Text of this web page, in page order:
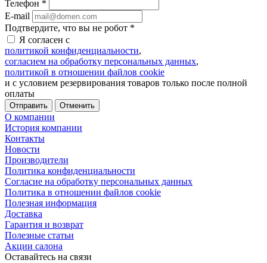
Телефон *
E-mail
Подтвердите, что вы не робот *
Я согласен с
политикой конфиденциальности,
согласием на обработку персональных данных,
политикой в отношении файлов cookie
и с условием резервирования товаров только после полной
оплаты
Отменить
О компании
История компании
Контакты
Новости
Производители
Политика конфиденциальности
Согласие на обработку персональных данных
Политика в отношении файлов cookie
Полезная информация
Доставка
Гарантия и возврат
Полезные статьи
Акции салона
Оставайтесь на связи